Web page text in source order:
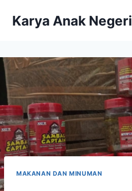
Karya Anak Negeri
MAKANAN DAN MINUMAN